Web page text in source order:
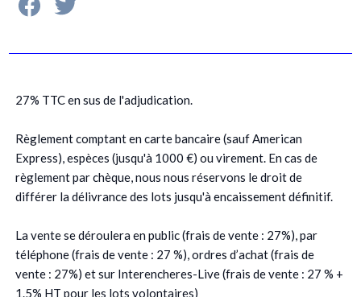
27% TTC en sus de l'adjudication.
Règlement comptant en carte bancaire (sauf American
Express), espèces (jusqu'à 1000 €) ou virement. En cas de
règlement par chèque, nous nous réservons le droit de
différer la délivrance des lots jusqu'à encaissement définitif.
La vente se déroulera en public (frais de vente : 27%), par
téléphone (frais de vente : 27 %), ordres d’achat (frais de
vente : 27%) et sur Interencheres-Live (frais de vente : 27 % +
1.5% HT pour les lots volontaires)